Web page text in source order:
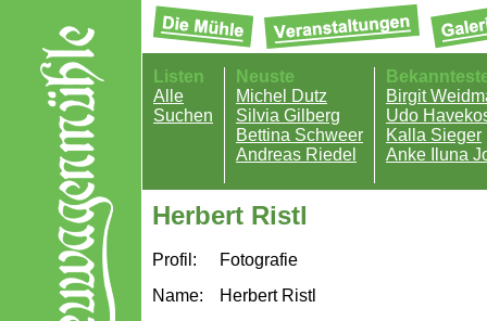
Listen
Alle
Suchen
Neuste
Michel Dutz
Silvia Gilberg
Bettina Schweer
Andreas Riedel
Birgit
Udo
Kalla Sieger
Anke Iluna
Herbert Ristl
Profil:
Fotografie
Name:
Herbert Ristl